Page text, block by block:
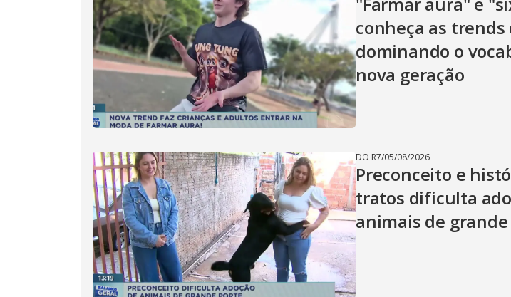
conheça as trends
dominando o
nova geração
DO R7/05/08/2026
Preconceito e
tratos dificulta
animais de